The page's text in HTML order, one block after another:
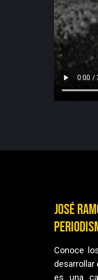
José
Conoce
desarrollar
es una